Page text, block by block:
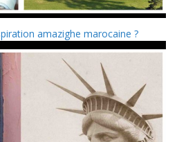
amazighe marocaine ?